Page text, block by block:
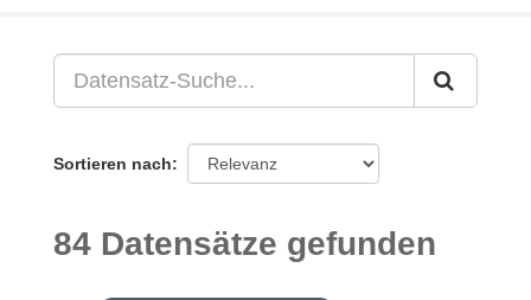
Sortieren nach
84 Datensätze gefunden